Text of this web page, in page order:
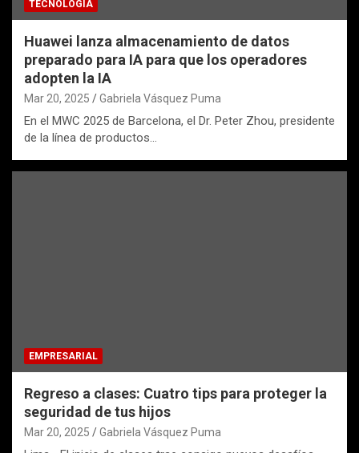
TECNOLOGIA
Huawei lanza almacenamiento de datos
preparado para IA para que los operadores
adopten la IA
Mar 20, 2025 Gabriela Vásquez Puma
En el MWC 2025 de Barcelona, el Dr. Peter Zhou, presidente
de la línea de productos…
EMPRESARIAL
Regreso a clases: Cuatro tips para proteger la
seguridad de tus hijos
Mar 20, 2025 Gabriela Vásquez Puma